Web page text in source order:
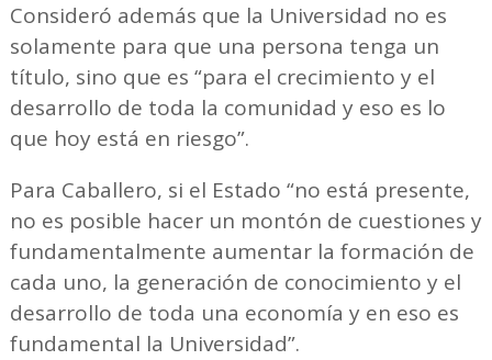
Consideró además que la Universidad no es
solamente para que una persona tenga un
título, sino que es “para el crecimiento y el
desarrollo de toda la comunidad y eso es lo
que hoy está en riesgo”.
Para Caballero, si el Estado “no está presente,
no es posible hacer un montón de cuestiones y
fundamentalmente aumentar la formación de
cada uno, la generación de conocimiento y el
desarrollo de toda una economía y en eso es
fundamental la Universidad”.